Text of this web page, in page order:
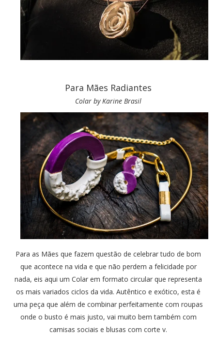
Para Mães Radiantes
Colar by Karine Brasil
Para as Mães que fazem questão de celebrar tudo de bom
que acontece na vida e que não perdem a felicidade por
nada, eis aqui um Colar em formato circular que representa
os mais variados ciclos da vida. Autêntico e exótico, esta é
uma peça que além de combinar perfeitamente com roupas
onde o busto é mais justo, vai muito bem também com
camisas sociais e blusas com corte v.